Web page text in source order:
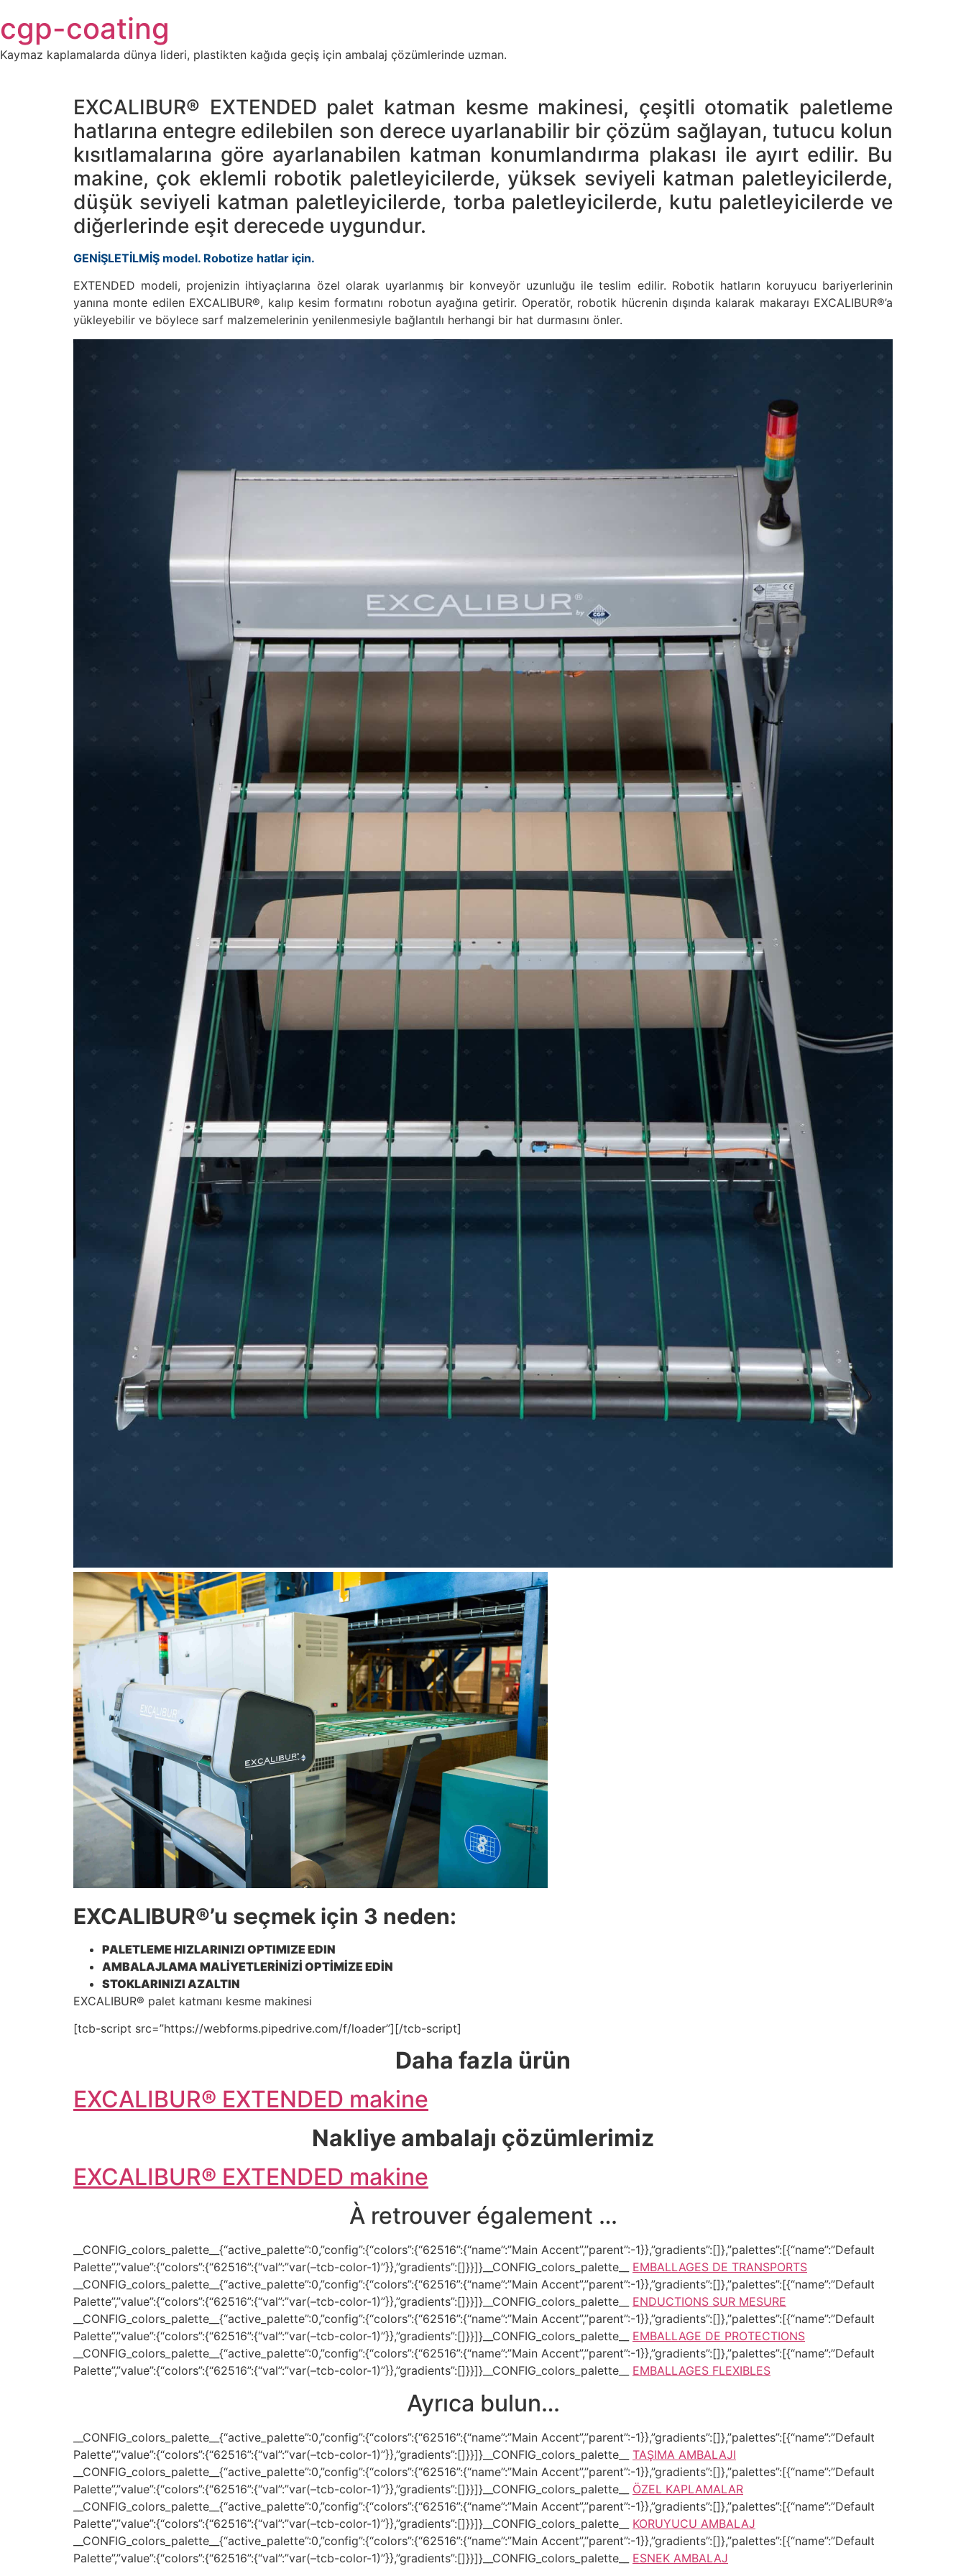
to
content
cgp-coating
Kaymaz kaplamalarda dünya lideri, plastikten kağıda geçiş için ambalaj çözümlerinde uzman.
EXCALIBUR® EXTENDED palet katman kesme makinesi, çeşitli otomatik paletleme
hatlarına entegre edilebilen son derece uyarlanabilir bir çözüm sağlayan, tutucu kolun
kısıtlamalarına göre ayarlanabilen katman konumlandırma plakası ile ayırt edilir. Bu
makine, çok eklemli robotik paletleyicilerde, yüksek seviyeli katman paletleyicilerde,
düşük seviyeli katman paletleyicilerde, torba paletleyicilerde, kutu paletleyicilerde ve
diğerlerinde eşit derecede uygundur.
GENİŞLETİLMİŞ model. Robotize hatlar için.
EXTENDED modeli, projenizin ihtiyaçlarına özel olarak uyarlanmış bir konveyör uzunluğu ile teslim edilir. Robotik hatların koruyucu bariyerlerinin
yanına monte edilen EXCALIBUR®, kalıp kesim formatını robotun ayağına getirir. Operatör, robotik hücrenin dışında kalarak makarayı EXCALIBUR®’a
yükleyebilir ve böylece sarf malzemelerinin yenilenmesiyle bağlantılı herhangi bir hat durmasını önler.
EXCALIBUR®’u seçmek için 3 neden:
PALETLEME HIZLARINIZI OPTIMIZE EDIN
AMBALAJLAMA MALİYETLERİNİZİ OPTİMİZE EDİN
STOKLARINIZI AZALTIN
EXCALIBUR® palet katmanı kesme makinesi
[tcb-script src=”https://webforms.pipedrive.com/f/loader”][/tcb-script]
Daha fazla ürün
EXCALIBUR® EXTENDED makine
Nakliye ambalajı çözümlerimiz
EXCALIBUR® EXTENDED makine
À retrouver également …
__CONFIG_colors_palette__{“active_palette”:0,”config”:{“colors”:{“62516”:{“name”:”Main Accent”,”parent”:-1}},”gradients”:[]},”palettes”:[{“name”:”Default
Palette”,”value”:{“colors”:{“62516”:{“val”:”var(–tcb-color-1)”}},”gradients”:[]}}]}__CONFIG_colors_palette__ EMBALLAGES DE TRANSPORTS
__CONFIG_colors_palette__{“active_palette”:0,”config”:{“colors”:{“62516”:{“name”:”Main Accent”,”parent”:-1}},”gradients”:[]},”palettes”:[{“name”:”Default
Palette”,”value”:{“colors”:{“62516”:{“val”:”var(–tcb-color-1)”}},”gradients”:[]}}]}__CONFIG_colors_palette__ ENDUCTIONS SUR MESURE
__CONFIG_colors_palette__{“active_palette”:0,”config”:{“colors”:{“62516”:{“name”:”Main Accent”,”parent”:-1}},”gradients”:[]},”palettes”:[{“name”:”Default
Palette”,”value”:{“colors”:{“62516”:{“val”:”var(–tcb-color-1)”}},”gradients”:[]}}]}__CONFIG_colors_palette__ EMBALLAGE DE PROTECTIONS
__CONFIG_colors_palette__{“active_palette”:0,”config”:{“colors”:{“62516”:{“name”:”Main Accent”,”parent”:-1}},”gradients”:[]},”palettes”:[{“name”:”Default
Palette”,”value”:{“colors”:{“62516”:{“val”:”var(–tcb-color-1)”}},”gradients”:[]}}]}__CONFIG_colors_palette__ EMBALLAGES FLEXIBLES
Ayrıca bulun…
__CONFIG_colors_palette__{“active_palette”:0,”config”:{“colors”:{“62516”:{“name”:”Main Accent”,”parent”:-1}},”gradients”:[]},”palettes”:[{“name”:”Default
Palette”,”value”:{“colors”:{“62516”:{“val”:”var(–tcb-color-1)”}},”gradients”:[]}}]}__CONFIG_colors_palette__ TAŞIMA AMBALAJI
__CONFIG_colors_palette__{“active_palette”:0,”config”:{“colors”:{“62516”:{“name”:”Main Accent”,”parent”:-1}},”gradients”:[]},”palettes”:[{“name”:”Default
Palette”,”value”:{“colors”:{“62516”:{“val”:”var(–tcb-color-1)”}},”gradients”:[]}}]}__CONFIG_colors_palette__ ÖZEL KAPLAMALAR
__CONFIG_colors_palette__{“active_palette”:0,”config”:{“colors”:{“62516”:{“name”:”Main Accent”,”parent”:-1}},”gradients”:[]},”palettes”:[{“name”:”Default
Palette”,”value”:{“colors”:{“62516”:{“val”:”var(–tcb-color-1)”}},”gradients”:[]}}]}__CONFIG_colors_palette__ KORUYUCU AMBALAJ
__CONFIG_colors_palette__{“active_palette”:0,”config”:{“colors”:{“62516”:{“name”:”Main Accent”,”parent”:-1}},”gradients”:[]},”palettes”:[{“name”:”Default
Palette”,”value”:{“colors”:{“62516”:{“val”:”var(–tcb-color-1)”}},”gradients”:[]}}]}__CONFIG_colors_palette__ ESNEK AMBALAJ